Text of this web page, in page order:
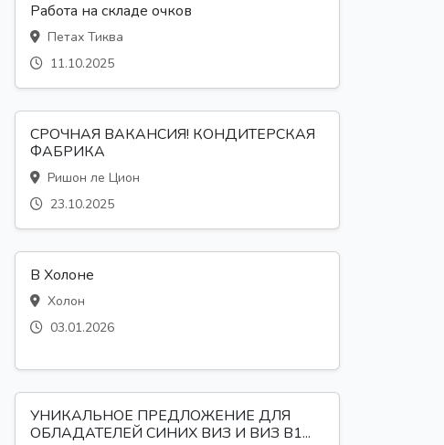
Работа на складе очков
Петах Тиква
11.10.2025
СРОЧНАЯ ВАКАНСИЯ! КОНДИТЕРСКАЯ
ФАБРИКА
Ришон ле Цион
23.10.2025
В Холоне
Холон
03.01.2026
УНИКАЛЬНОЕ ПРЕДЛОЖЕНИЕ ДЛЯ
ОБЛАДАТЕЛЕЙ СИНИХ ВИЗ И ВИЗ B1...